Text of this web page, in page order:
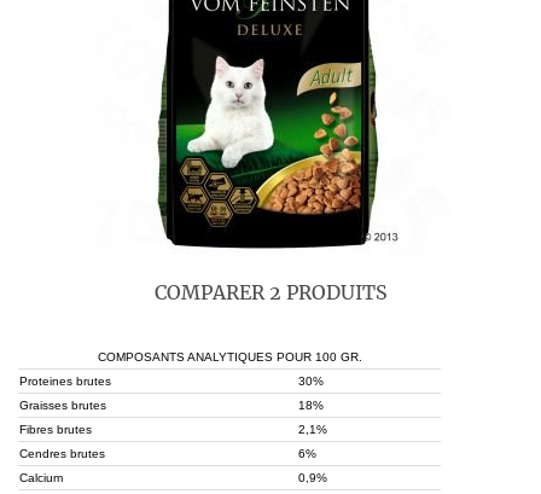
COMPARER 2 PRODUITS
COMPOSANTS ANALYTIQUES POUR 100 GR.
Proteines brutes
30%
Graisses brutes
18%
Fibres brutes
2,1%
Cendres brutes
6%
Calcium
0,9%